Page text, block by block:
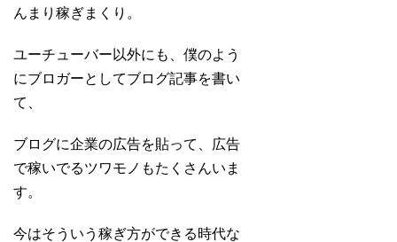
んまり稼ぎまくり。
ユーチューバー以外にも、僕のよう
にブロガーとしてブログ記事を書い
て、
ブログに企業の広告を貼って、広告
で稼いでるツワモノもたくさんいま
す。
今はそういう稼ぎ方ができる時代な